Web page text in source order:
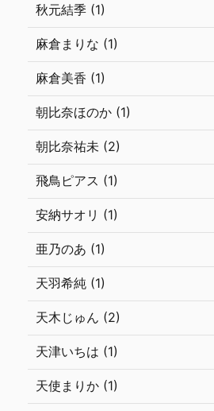
秋元結季 (1)
麻倉まりな (1)
麻倉美香 (1)
朝比奈ほのか (1)
朝比奈祐未 (2)
飛鳥ピアス (1)
安納サオリ (1)
亜乃のあ (1)
天羽希純 (1)
天木じゅん (2)
天津いちは (1)
天使まりか (1)